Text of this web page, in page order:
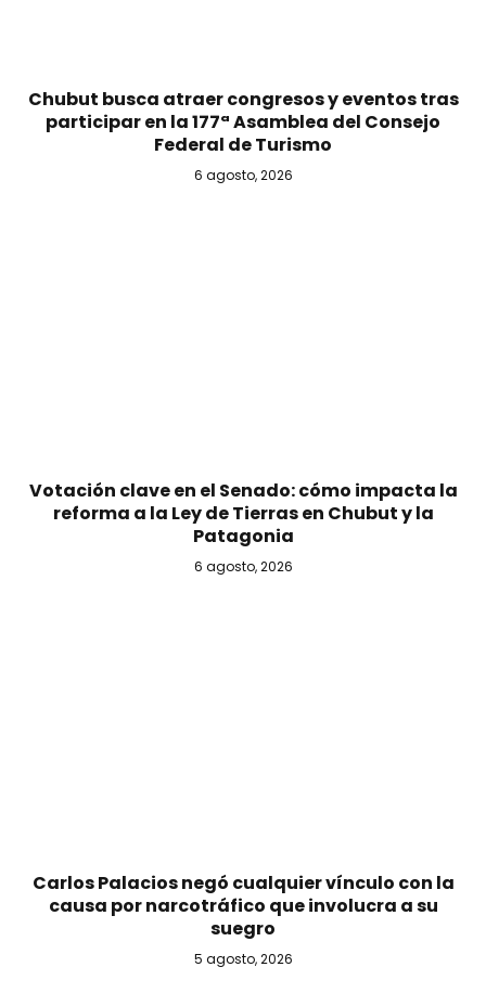
Chubut busca atraer congresos y eventos tras
participar en la 177ª Asamblea del Consejo
Federal de Turismo
6 agosto, 2026
Votación clave en el Senado: cómo impacta la
reforma a la Ley de Tierras en Chubut y la
Patagonia
6 agosto, 2026
Carlos Palacios negó cualquier vínculo con la
causa por narcotráfico que involucra a su
suegro
5 agosto, 2026